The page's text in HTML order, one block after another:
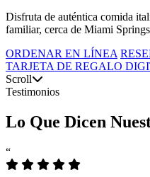
Disfruta de auténtica comida
familiar, cerca de Miami
ORDENAR EN LÍNEA
TARJETA DE REGALO
Scroll
Testimonios
Lo Que Dicen
“